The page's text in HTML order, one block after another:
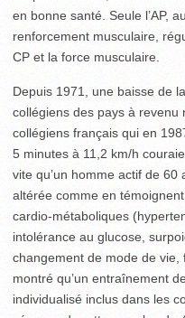
en bonne santé. Seule l’AP,
renforcement musculaire,
CP et la force musculaire.
Depuis 1971, une baisse de
collégiens des pays à
collégiens français qui en
5 minutes à 11,2 km/h
vite qu’un homme actif de 60
altérée comme en
cardio-métaboliques
intolérance au glucose,
changement de mode de
montré qu’un entraînement
individualisé inclus dans les